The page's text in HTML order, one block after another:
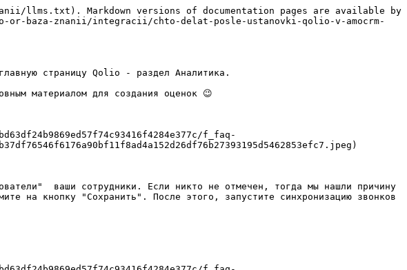
llms.txt). Markdown versions of documentation pages are available by
baza-znanii/integracii/chto-delat-posle-ustanovki-qolio-v-amocrm-
страницу Qolio - раздел Аналитика.
материалом для создания оценок 😉
f_faq-
ваши сотрудники. Если никто не отмечен, тогда мы нашли причину
на кнопку "Сохранить". После этого, запустите синхронизацию звонков